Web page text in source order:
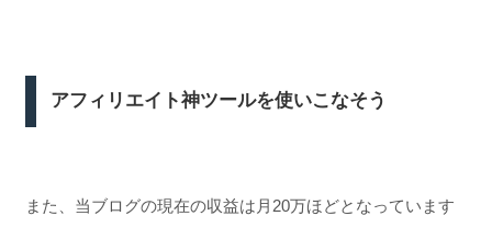
アフィリエイト神ツールを使いこなそう
また、当ブログの現在の収益は月20万ほどとなっています